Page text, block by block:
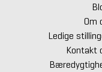
Om
Ledige
Kontakt